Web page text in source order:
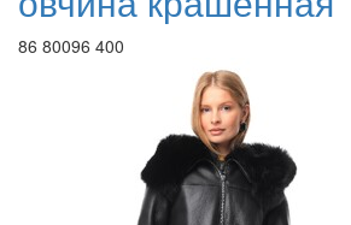
86 80096 400